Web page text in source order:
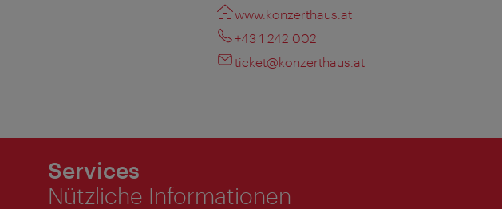
www.konzerthaus.at
+43 1 242 002
ticket@konzerthaus.at
Services
Nützliche Informationen